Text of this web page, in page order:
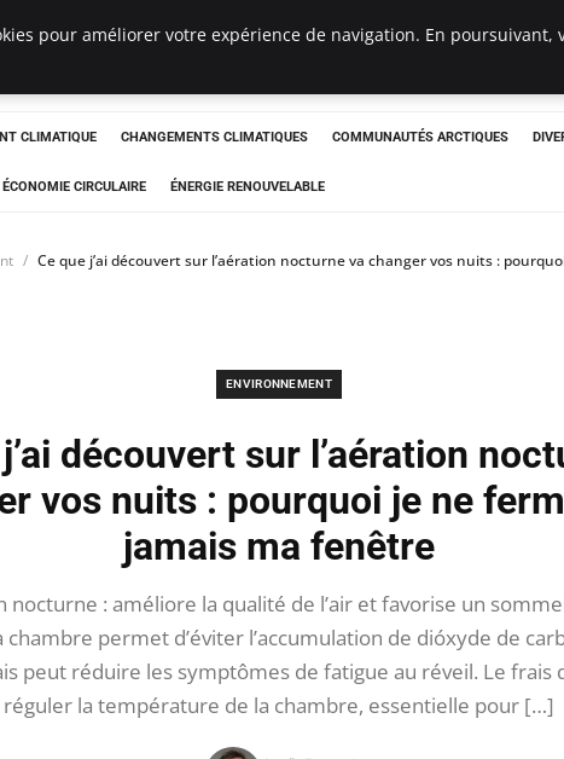
CLIMATIQUE CHANGEMENTS CLIMATIQUES COMMUNAUTÉS ARCTIQUES
ÉCONOMIE CIRCULAIRE ÉNERGIE RENOUVELABLE
Ce que j’ai découvert sur l’aération nocturne va changer vos nuits :
ENVIRONNEMENT
découvert sur l’aération
vos nuits : pourquoi je ne
jamais ma fenêtre
nocturne : améliore la qualité de l’air et favorise un
permet d’éviter l’accumulation de dióxyde de
peut réduire les symptômes de fatigue au réveil. Le frais
réguler la température de la chambre, essentielle pour […]
pour améliorer votre expérience de navigation. En